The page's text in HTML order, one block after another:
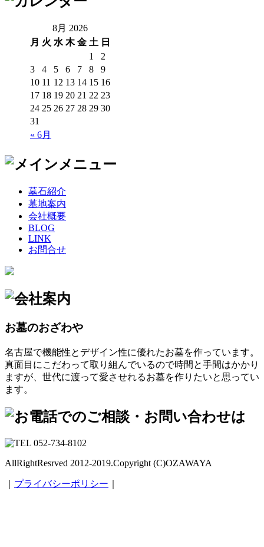
8月 2026
月 火 水 木 金 土 日
« 6月
1
2
3
4 5 6 7 8
9
10 11 12 13 14 15 16
17 18 19 20 21 22 23
24 25 26 27 28 29 30
31
墓石紹介
墓地案内
会社概要
BLOG
LINK
お問合せ
お墓のおざわや
名古屋で機能性とデザイン性に優れたお墓を作っています。
真面目にこだわって取り組んでいるので時間と手間はかかり
ますが、世代に渡って愛させれるお墓を作りたいと思ってい
ます。
AllRightResrved 2012-2019.Copyright (C)OZAWAYA
プライバシーポリシー